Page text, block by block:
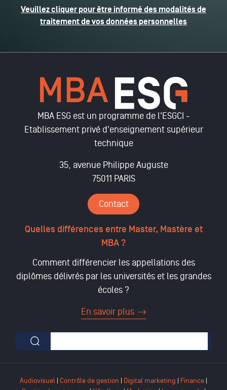
Veuillez cliquer pour être informé des modalités de
traitement de vos données personnelles
MBA ESG est un programme de l'ESGCI -
Etablissement privé d'enseignement supérieur
technique
35, avenue Philippe Auguste
75011 PARIS
Contact
Quelles différences entre Master, Mastère et
MBA ?
Comment différencier les appellations des
diplômes délivrés par les universités et les grandes
écoles ?
En savoir plus
Formulaire de recherche
Audiovisuel | Contrôle de gestion | Digital marketing | Finance |